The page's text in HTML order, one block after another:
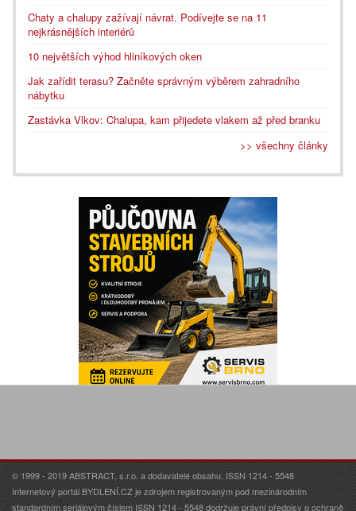
Chaty a chalupy zažívají návrat. Podívejte se na 11
nejkrásnějších interiérů
10 největších výhod hliníkových oken
Jak zařídit terasu? Začněte správným výběrem zahradního
nábytku
Zastávka Vlkov: Chalupa, kam přijedete vlakem až před branku
>> všechny články
© 1999 - 2019 ABSTRACT, s.r.o. a dodavatelé obsahu. ISSN 1214 - 5548
Internetový portál BYDLENÍ.CZ je zdrojem registrovaným pod mezinárodním
standardním seriálovým číslem ISSN 1214 - 5548 dodržuje právní předpisy o ochraně